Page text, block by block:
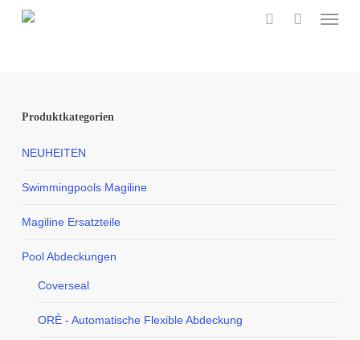
Menu
Produktkategorien
NEUHEITEN
Swimmingpools Magiline
Magiline Ersatzteile
Pool Abdeckungen
Coverseal
ORÈ - Automatische Flexible Abdeckung